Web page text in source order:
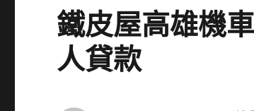
鐵皮屋高雄機
人貸款